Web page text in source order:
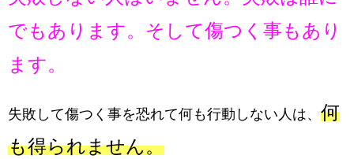
でもあります。そして傷つく事もあり
ます。
失敗して傷つく事を恐れて何も行動しない人は、 何
も得られません。